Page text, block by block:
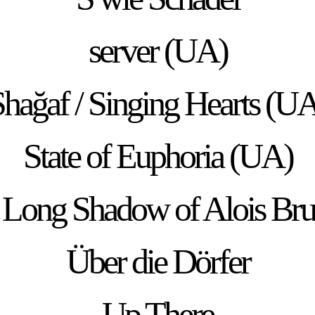
server (UA)
/ Singing Hearts
State of Euphoria (UA)
Shadow of Alois
Über die Dörfer